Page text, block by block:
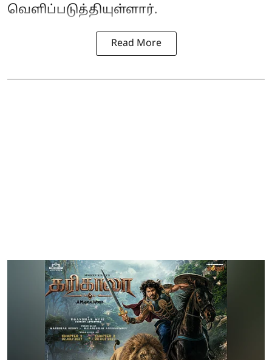
வெளிப்படுத்தியுள்ளார்.
Read More